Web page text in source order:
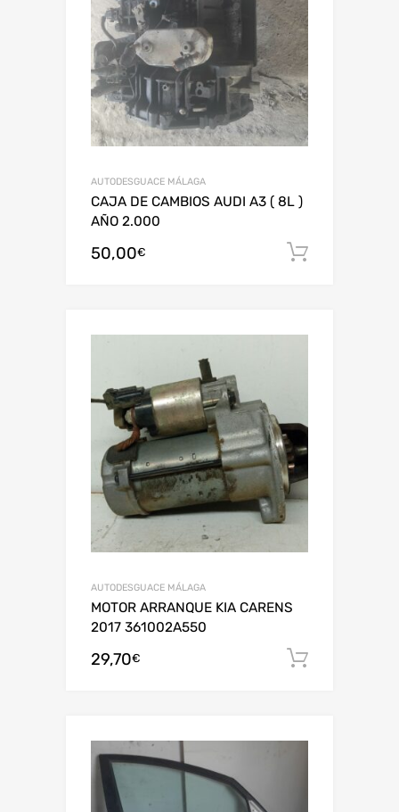
AUTODESGUACE MÁLAGA
CAJA DE CAMBIOS AUDI A3 ( 8L )
AÑO 2.000
50,00€
AUTODESGUACE MÁLAGA
MOTOR ARRANQUE KIA CARENS
2017 361002A550
29,70€